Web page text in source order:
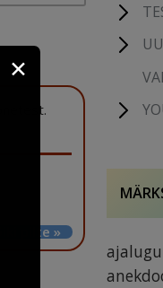
pilte »
ajalugu
✕